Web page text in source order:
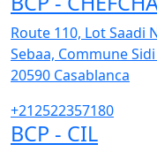
Route 110, Lot Saadi
Sebaa, Commune
20590 Casablanca
+212522357180
BCP - CIL